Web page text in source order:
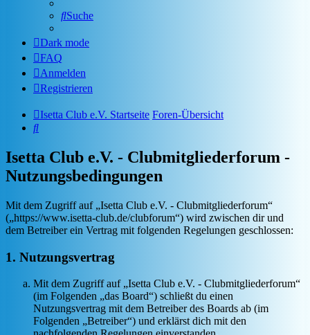
Suche
Dark mode
FAQ
Anmelden
Registrieren
Isetta Club e.V. Startseite Foren-Übersicht
Suche
Isetta Club e.V. - Clubmitgliederforum -
Nutzungsbedingungen
Mit dem Zugriff auf „Isetta Club e.V. - Clubmitgliederforum“
(„https://www.isetta-club.de/clubforum“) wird zwischen dir und
dem Betreiber ein Vertrag mit folgenden Regelungen geschlossen:
1. Nutzungsvertrag
Mit dem Zugriff auf „Isetta Club e.V. - Clubmitgliederforum“
(im Folgenden „das Board“) schließt du einen
Nutzungsvertrag mit dem Betreiber des Boards ab (im
Folgenden „Betreiber“) und erklärst dich mit den